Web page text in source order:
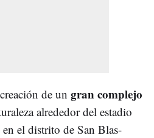
de un gran complejo
alrededor del estadio
en el distrito de San Blas-